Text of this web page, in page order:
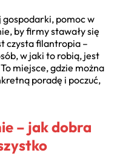
pomoc w
by firmy stawały się
czysta filantropia –
w jaki to robią, jest
miejsce, gdzie można
poradę i poczuć,
– jak dobra